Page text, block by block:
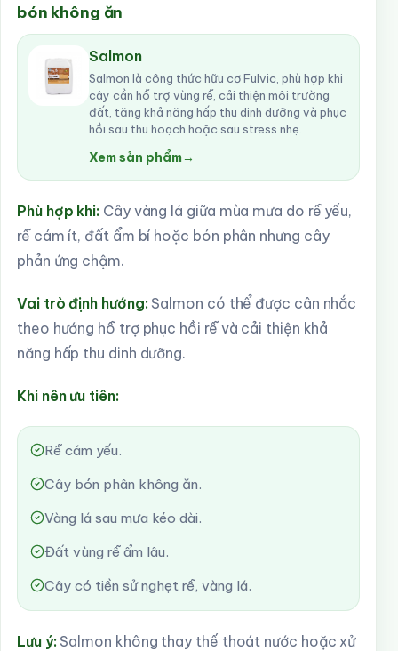
bón không ăn
Salmon
Salmon là công thức hữu cơ Fulvic, phù hợp khi
cây cần hỗ trợ vùng rễ, cải thiện môi trường
đất, tăng khả năng hấp thu dinh dưỡng và phục
hồi sau thu hoạch hoặc sau stress nhẹ.
Xem sản phẩm→
Phù hợp khi: Cây vàng lá giữa mùa mưa do rễ yếu,
rễ cám ít, đất ẩm bí hoặc bón phân nhưng cây
phản ứng chậm.
Vai trò định hướng:Salmon có thể được cân nhắc
theo hướng hỗ trợ phục hồi rễ và cải thiện khả
năng hấp thu dinh dưỡng.
Khi nên ưu tiên:
Rễ cám yếu.
Cây bón phân không ăn.
Vàng lá sau mưa kéo dài.
Đất vùng rễ ẩm lâu.
Cây có tiền sử nghẹt rễ, vàng lá.
Lưu ý:Salmon không thay thế thoát nước hoặc xử